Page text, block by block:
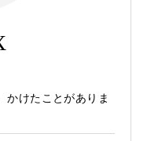
かけたことがありま